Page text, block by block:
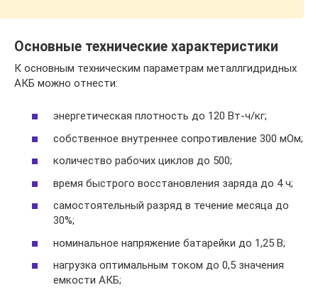
Основные технические характеристики
К основным техническим параметрам металлгидридных
АКБ можно отнести:
энергетическая плотность до 120 Вт-ч/кг;
собственное внутреннее сопротивление 300 мОм;
количество рабочих циклов до 500;
время быстрого восстановления заряда до 4 ч;
самостоятельный разряд в течение месяца до
30%;
номинальное напряжение батарейки до 1,25 В;
нагрузка оптимальным током до 0,5 значения
емкости АКБ;